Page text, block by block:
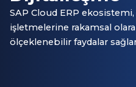
SAP Cloud ERP
işletmelerine rakamsal
ölçeklenebilir faydalar